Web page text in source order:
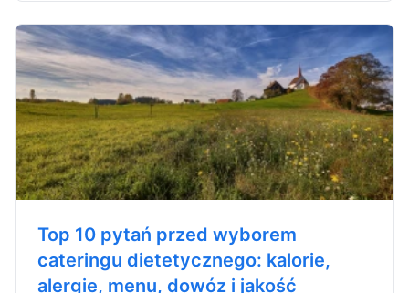
Top 10 pytań przed wyborem
cateringu dietetycznego: kalorie,
alergie, menu, dowóz i jakość